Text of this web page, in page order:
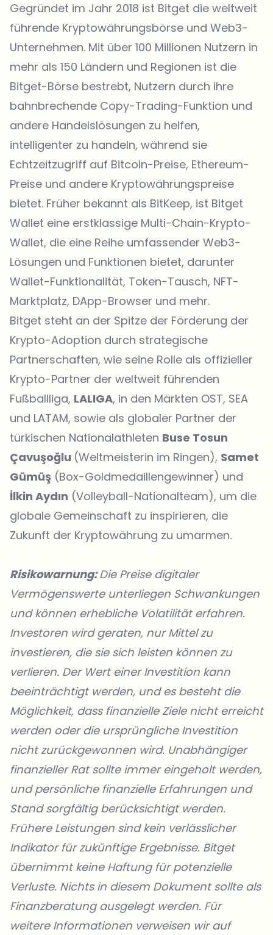
Gegründet im Jahr 2018 ist Bitget die weltweit
führende Kryptowährungsbörse und Web3-
Unternehmen. Mit über 100 Millionen Nutzern in
mehr als 150 Ländern und Regionen ist die
Bitget-Börse bestrebt, Nutzern durch ihre
bahnbrechende Copy-Trading-Funktion und
andere Handelslösungen zu helfen,
intelligenter zu handeln, während sie
Echtzeitzugriff auf Bitcoin-Preise, Ethereum-
Preise und andere Kryptowährungspreise
bietet. Früher bekannt als BitKeep, ist Bitget
Wallet eine erstklassige Multi-Chain-Krypto-
Wallet, die eine Reihe umfassender Web3-
Lösungen und Funktionen bietet, darunter
Wallet-Funktionalität, Token-Tausch, NFT-
Marktplatz, DApp-Browser und mehr.
Bitget steht an der Spitze der Förderung der
Krypto-Adoption durch strategische
Partnerschaften, wie seine Rolle als offizieller
Krypto-Partner der weltweit führenden
Fußballliga, LALIGA, in den Märkten OST, SEA
und LATAM, sowie als globaler Partner der
türkischen Nationalathleten Buse Tosun
Çavuşoğlu (Weltmeisterin im Ringen), Samet
Gümüş (Box-Goldmedaillengewinner) und
İlkin Aydın (Volleyball-Nationalteam), um die
globale Gemeinschaft zu inspirieren, die
Zukunft der Kryptowährung zu umarmen.
Risikowarnung:Die Preise digitaler
Vermögenswerte unterliegen Schwankungen
und können erhebliche Volatilität erfahren.
Investoren wird geraten, nur Mittel zu
investieren, die sie sich leisten können zu
verlieren. Der Wert einer Investition kann
beeinträchtigt werden, und es besteht die
Möglichkeit, dass finanzielle Ziele nicht erreicht
werden oder die ursprüngliche Investition
nicht zurückgewonnen wird. Unabhängiger
finanzieller Rat sollte immer eingeholt werden,
und persönliche finanzielle Erfahrungen und
Stand sorgfältig berücksichtigt werden.
Frühere Leistungen sind kein verlässlicher
Indikator für zukünftige Ergebnisse. Bitget
übernimmt keine Haftung für potenzielle
Verluste. Nichts in diesem Dokument sollte als
Finanzberatung ausgelegt werden. Für
weitere Informationen verweisen wir auf